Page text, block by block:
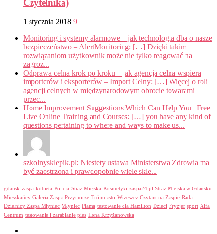
Czytelnika)
1 stycznia 2018 9
Monitoring i systemy alarmowe – jak technologia dba o nasze
bezpieczeństwo – AlertMonitoring: […] Dzięki takim
rozwiązaniom użytkownik może nie tylko reagować na
zagroż...
Odprawa celna krok po kroku – jak agencja celna wspiera
importerów i eksporterów – Import Celny: […] Więcej o roli
agencji celnych w międzynarodowym obrocie towarami
przec...
Home Improvement Suggestions Which Can Help You | Free
Live Online Training and Courses: […] you have any kind of
questions pertaining to where and ways to make us...
szkolnysklepik.pl: Niestety ustawa Ministerstwa Zdrowia ma
być zaostrzona i prawdopobnie wiele skle...
gdańsk zaspa kobieta Policja Straz Miejska Kosmetyki zaspa24.pl Straż Miejska w Gdańsku
Mieszkańcy Galeria Zaspa Przymorze Trójmiasto Wrzeszcz Czytam na Zaspie Rada
Dzielnicy Zaspa Młyniec Młyniec Plama testowanie dla Hamilton Dzieci Fryzjer sport Alfa
Centrum testowanie i zarabianie pies Ilona Krzyżanowska